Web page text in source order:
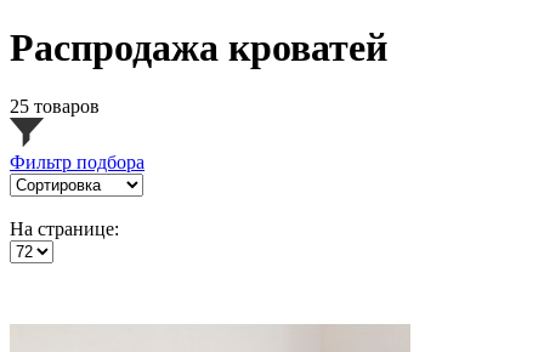
Распродажа кроватей
25 товаров
Фильтр подбора
На странице: